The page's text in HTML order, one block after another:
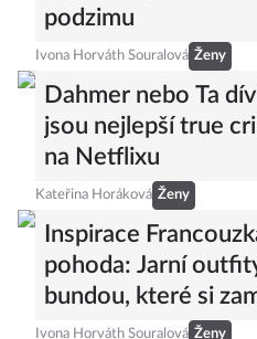
podzimu
Ivona Horváth Souralová Ženy
Dahmer nebo Ta
jsou nejlepší true
na Netflixu
Kateřina Horáková Ženy
Inspirace
pohoda: Jarní
bundou, které si
Ivona Horváth Souralová Ženy